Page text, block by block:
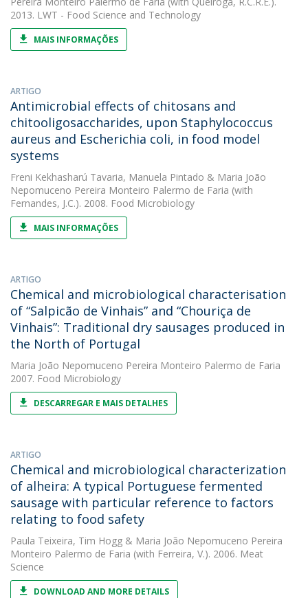
2013. LWT - Food Science and Technology
MAIS INFORMAÇÕES
ARTIGO
Antimicrobial effects of chitosans and
chitooligosaccharides, upon Staphylococcus
aureus and Escherichia coli, in food model
systems
Freni Kekhasharú Tavaria, Manuela Pintado & Maria João
Nepomuceno Pereira Monteiro Palermo de Faria (with
Fernandes, J.C.). 2008. Food Microbiology
MAIS INFORMAÇÕES
ARTIGO
Chemical and microbiological characterisation
of “Salpicão de Vinhais” and “Chouriça de
Vinhais”: Traditional dry sausages produced in
the North of Portugal
Maria João Nepomuceno Pereira Monteiro Palermo de Faria
2007. Food Microbiology
DESCARREGAR E MAIS DETALHES
ARTIGO
Chemical and microbiological characterization
of alheira: A typical Portuguese fermented
sausage with particular reference to factors
relating to food safety
Paula Teixeira, Tim Hogg & Maria João Nepomuceno Pereira
Monteiro Palermo de Faria (with Ferreira, V.). 2006. Meat
Science
DOWNLOAD AND MORE DETAILS